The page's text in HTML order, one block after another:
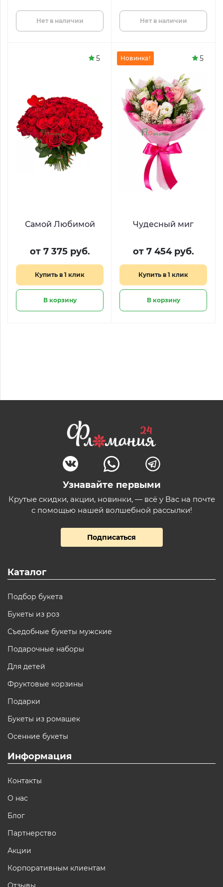
Нет в наличии Нет в наличии
Самой Любимой
от 7 375 руб.
Купить в 1 клик
В корзину
5
Чудесный миг
от 7 454 руб.
Купить в 1 клик
В корзину
Новинка! 5
Узнавайте первыми
Крутые скидки, акции, новинки, — всё у Вас на почте
с помощью нашей волшебной рассылки!
Подписаться
Каталог
Подбор букета
Букеты из роз
Съедобные букеты мужские
Подарочные наборы
Для детей
Фруктовые корзины
Подарки
Букеты из ромашек
Осенние букеты
Информация
Контакты
О нас
Блог
Партнерство
Акции
Корпоративным клиентам